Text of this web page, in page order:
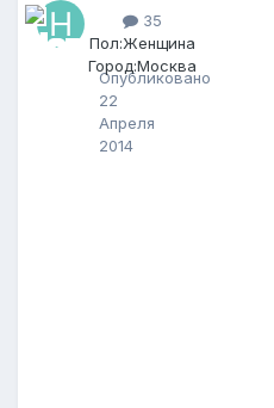
С
Опубликовано
22
Апреля
2014
35
Пол:Женщина
Город:Москва